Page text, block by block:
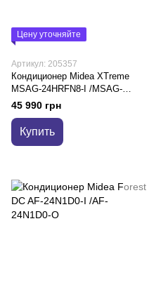
Цену уточняйте
Артикул: 205357
Кондиционер Midea XTreme
MSAG-24HRFN8-I /MSAG-
24HRFN8-O
45 990 грн
Купить